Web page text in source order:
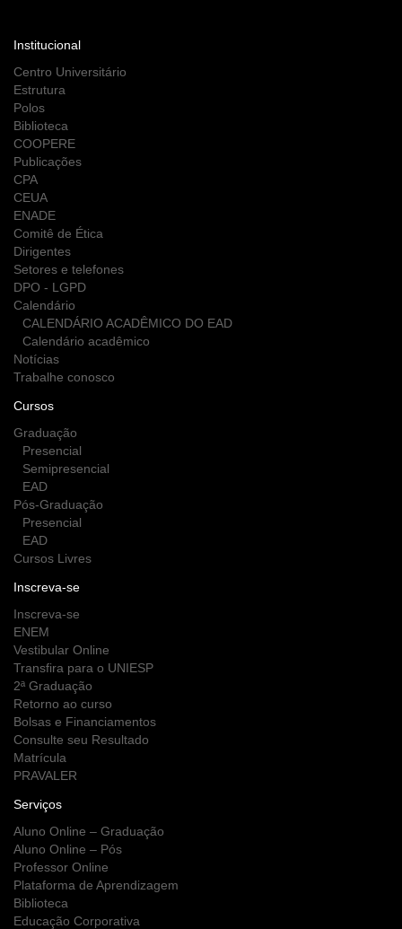
Institucional
Centro Universitário
Estrutura
Polos
Biblioteca
COOPERE
Publicações
CPA
CEUA
ENADE
Comitê de Ética
Dirigentes
Setores e telefones
DPO - LGPD
Calendário
CALENDÁRIO ACADÊMICO DO EAD
Calendário acadêmico
Notícias
Trabalhe conosco
Cursos
Graduação
Presencial
Semipresencial
EAD
Pós-Graduação
Presencial
EAD
Cursos Livres
Inscreva-se
Inscreva-se
ENEM
Vestibular Online
Transfira para o UNIESP
2ª Graduação
Retorno ao curso
Bolsas e Financiamentos
Consulte seu Resultado
Matrícula
PRAVALER
Serviços
Aluno Online – Graduação
Aluno Online – Pós
Professor Online
Plataforma de Aprendizagem
Biblioteca
Educação Corporativa